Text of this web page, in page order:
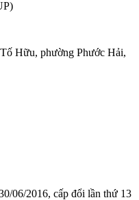
Hữu, phường Phước Hải,
06/2016, cấp đổi lần thứ 13